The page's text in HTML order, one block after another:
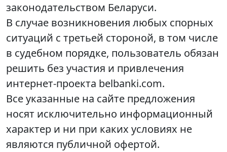
законодательством Беларуси.
В случае возникновения любых спорных
ситуаций с третьей стороной, в том числе
в судебном порядке, пользователь обязан
решить без участия и привлечения
интернет-проекта belbanki.com.
Все указанные на сайте предложения
носят исключительно информационный
характер и ни при каких условиях не
являются публичной офертой.